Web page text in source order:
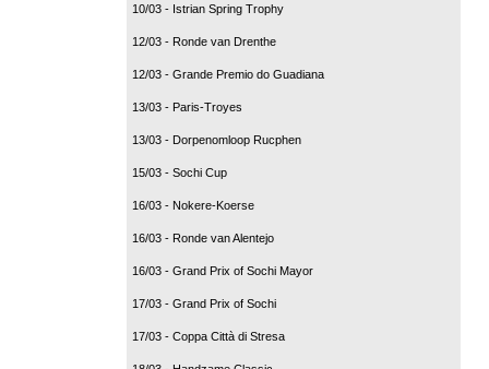
10/03 - Istrian Spring Trophy
12/03 - Ronde van Drenthe
12/03 - Grande Premio do Guadiana
13/03 - Paris-Troyes
13/03 - Dorpenomloop Rucphen
15/03 - Sochi Cup
16/03 - Nokere-Koerse
16/03 - Ronde van Alentejo
16/03 - Grand Prix of Sochi Mayor
17/03 - Grand Prix of Sochi
17/03 - Coppa Città di Stresa